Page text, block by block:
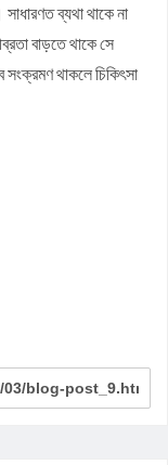
ব্যথা থাকে না
বাড়তে থাকে সে
সংক্রমণ থাকলে চিকিৎসা